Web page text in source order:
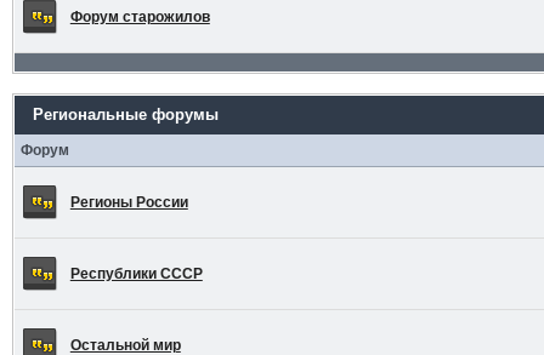
Форум старожилов
Региональные форумы
Форум
Регионы России
Республики СССР
Остальной мир